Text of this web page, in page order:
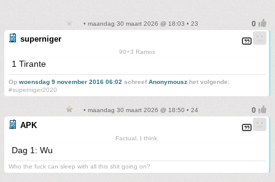
• maandag 30 maart 2026 @ 18:03 • 23
superniger
90+3 Ramos
1 Tirante
Op woensdag 9 november 2016 06:02 schreefAnonymousz het volgende:
#superniger2020
• maandag 30 maart 2026 @ 18:50 • 24
APK
Factual, I think.
Dag 1: Wu
Who the fuck can sleep with all this shit going on?